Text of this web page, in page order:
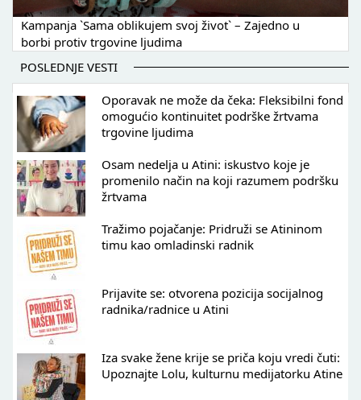
Kampanja `Sama oblikujem svoj život` – Zajedno u
borbi protiv trgovine ljudima
POSLEDNJE VESTI
Oporavak ne može da čeka: Fleksibilni fond
omogućio kontinuitet podrške žrtvama
trgovine ljudima
Osam nedelja u Atini: iskustvo koje je
promenilo način na koji razumem podršku
žrtvama
Tražimo pojačanje: Pridruži se Atininom
timu kao omladinski radnik
Prijavite se: otvorena pozicija socijalnog
radnika/radnice u Atini
Iza svake žene krije se priča koju vredi čuti:
Upoznajte Lolu, kulturnu medijatorku Atine